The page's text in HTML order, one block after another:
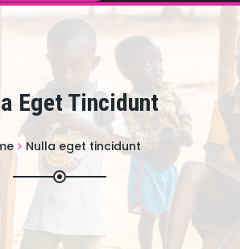
Eget Tincidunt
Nulla eget tincidunt